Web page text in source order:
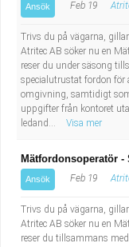
Ansök Feb 19
Trivs du på vägarna,
Atritec AB söker nu en
reser du under säsong
specialutrustat fordon för
omgivning, samtidigt
uppgifter från kontoret
ledand...
Visa mer
Mätfordonsoperatör -
Ansök Feb 19
Trivs du på vägarna,
Atritec AB söker nu en
reser du tillsammans